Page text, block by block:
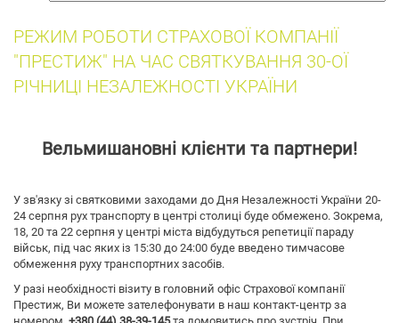
РЕЖИМ РОБОТИ СТРАХОВОЇ КОМПАНІЇ
"ПРЕСТИЖ" НА ЧАС СВЯТКУВАННЯ 30-ОЇ
РІЧНИЦІ НЕЗАЛЕЖНОСТІ УКРАЇНИ
Вельмишановні клієнти та партнери!
У зв'язку зі святковими заходами до Дня Незалежності України 20-
24 серпня рух транспорту в центрі столиці буде обмежено. Зокрема,
18, 20 та 22 серпня у центрі міста відбудуться репетиції параду
військ, під час яких із 15:30 до 24:00 буде введено тимчасове
обмеження руху транспортних засобів.
У разі необхідності візиту в головний офіс Страхової компанії
Престиж, Ви можете зателефонувати в наш контакт-центр за